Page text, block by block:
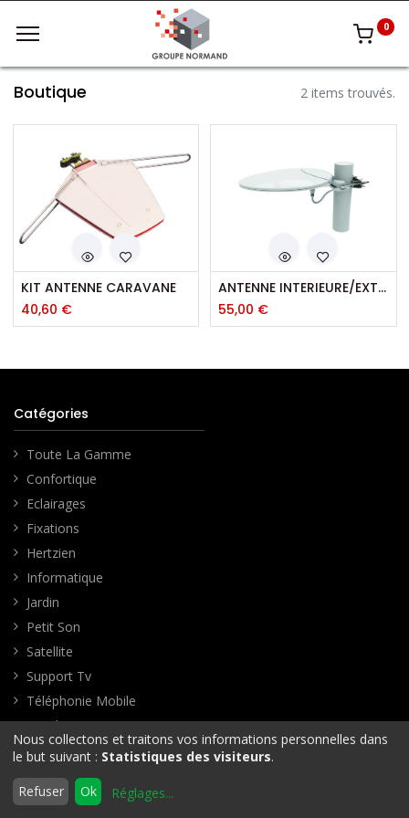
Filtres
Accueil Rechercher
0
Boutique 2 items trouvés.
KIT ANTENNE CARAVANE
40,60 €
ANTENNE INTERIEURE/EXTERIEURE
55,00 €
Catégories
Toute La Gamme
Confortique
Eclairages
Fixations
Hertzien
Informatique
Jardin
Petit Son
Satellite
Support Tv
Téléphonie Mobile
Ventilateurs
Autres information du compte
Mon compte
Nous collectons et traitons vos informations personnelles dans
le but suivant : Statistiques des visiteurs.
Refuser Ok Réglages...